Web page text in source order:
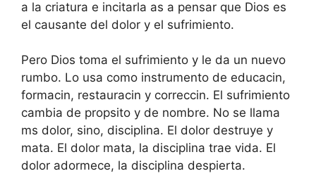
a la criatura e incitarla as a pensar que Dios es
el causante del dolor y el sufrimiento.
Pero Dios toma el sufrimiento y le da un nuevo
rumbo. Lo usa como instrumento de educacin,
formacin, restauracin y correccin. El sufrimiento
cambia de propsito y de nombre. No se llama
ms dolor, sino, disciplina. El dolor destruye y
mata. El dolor mata, la disciplina trae vida. El
dolor adormece, la disciplina despierta.